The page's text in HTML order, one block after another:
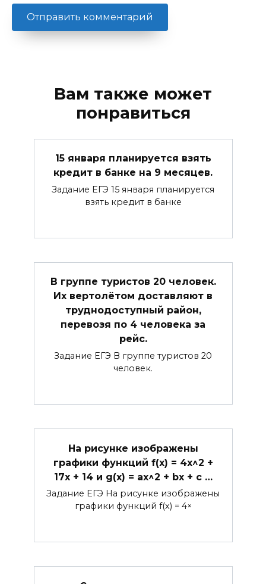
Вам также может
понравиться
15 января планируется взять
кредит в банке на 9 месяцев.
Задание ЕГЭ 15 января планируется
взять кредит в банке
В группе туристов 20 человек.
Их вертолётом доставляют в
труднодоступный район,
перевозя по 4 человека за
рейс.
Задание ЕГЭ В группе туристов 20
человек.
На рисунке изображены
графики функций f(x) = 4x^2 +
17x + 14 и g(x) = ax^2 + bx + c …
Задание ЕГЭ На рисунке изображены
графики функций f(x) = 4×